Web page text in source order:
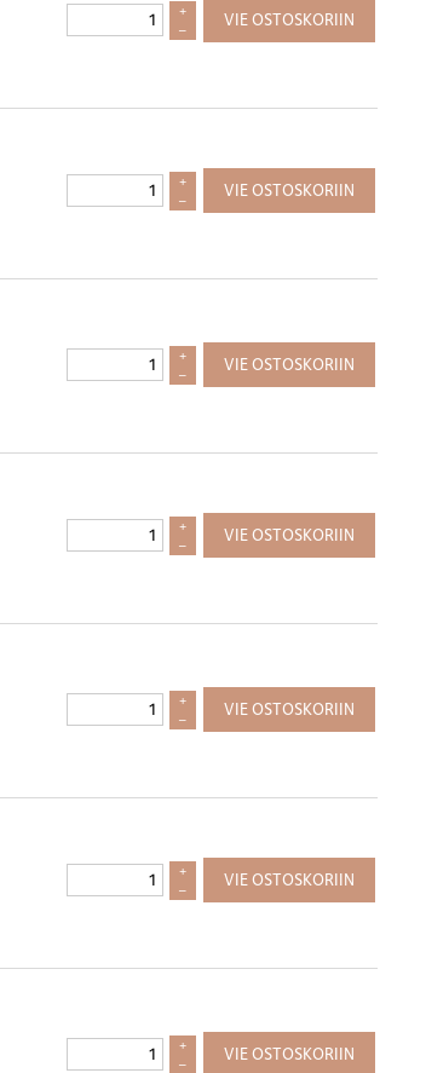
+
–
VIE OSTOSKORIIN
+
–
VIE OSTOSKORIIN
+
–
VIE OSTOSKORIIN
+
–
VIE OSTOSKORIIN
+
–
VIE OSTOSKORIIN
+
–
VIE OSTOSKORIIN
+
–
VIE OSTOSKORIIN